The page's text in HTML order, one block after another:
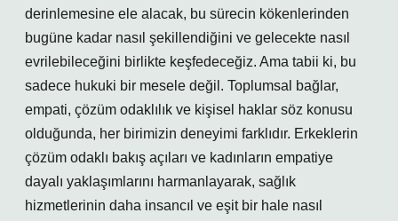
derinlemesine ele alacak, bu sürecin kökenlerinden
bugüne kadar nasıl şekillendiğini ve gelecekte nasıl
evrilebileceğini birlikte keşfedeceğiz. Ama tabii ki, bu
sadece hukuki bir mesele değil. Toplumsal bağlar,
empati, çözüm odaklılık ve kişisel haklar söz konusu
olduğunda, her birimizin deneyimi farklıdır. Erkeklerin
çözüm odaklı bakış açıları ve kadınların empatiye
dayalı yaklaşımlarını harmanlayarak, sağlık
hizmetlerinin daha insancıl ve eşit bir hale nasıl